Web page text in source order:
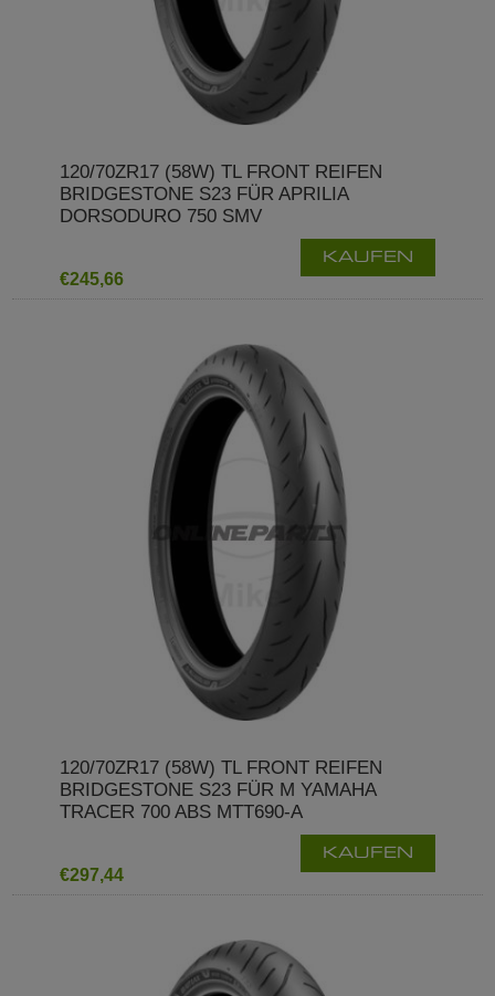
120/70ZR17 (58W) TL FRONT REIFEN
BRIDGESTONE S23 FÜR APRILIA
DORSODURO 750 SMV
€245,66
KAUFEN
120/70ZR17 (58W) TL FRONT REIFEN
BRIDGESTONE S23 FÜR M YAMAHA
TRACER 700 ABS MTT690-A
€297,44
KAUFEN